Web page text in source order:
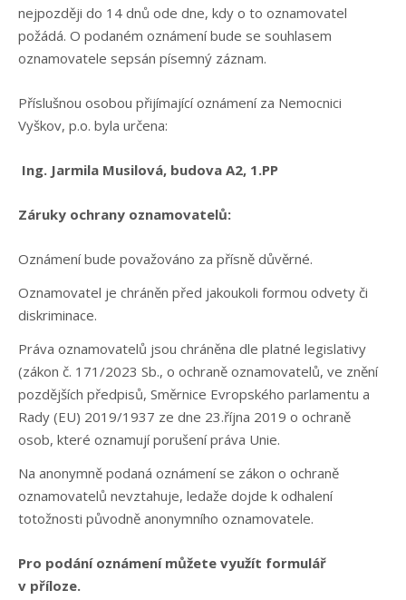
nejpozději do 14 dnů ode dne, kdy o to oznamovatel
požádá. O podaném oznámení bude se souhlasem
oznamovatele sepsán písemný záznam.
Příslušnou osobou přijímající oznámení za Nemocnici
Vyškov, p.o. byla určena:
Ing. Jarmila Musilová, budova A2, 1.PP
Záruky ochrany oznamovatelů:
Oznámení bude považováno za přísně důvěrné.
Oznamovatel je chráněn před jakoukoli formou odvety či
diskriminace.
Práva oznamovatelů jsou chráněna dle platné legislativy
(zákon č. 171/2023 Sb., o ochraně oznamovatelů, ve znění
pozdějších předpisů, Směrnice Evropského parlamentu a
Rady (EU) 2019/1937 ze dne 23.října 2019 o ochraně
osob, které oznamují porušení práva Unie.
Na anonymně podaná oznámení se zákon o ochraně
oznamovatelů nevztahuje, ledaže dojde k odhalení
totožnosti původně anonymního oznamovatele.
Pro podání oznámení můžete využít formulář
v příloze.